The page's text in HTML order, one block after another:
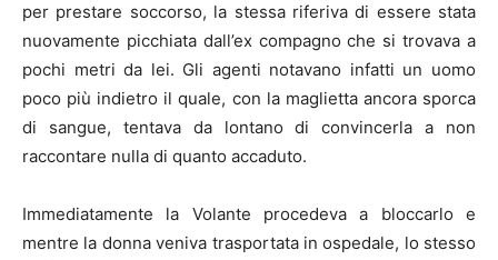
per prestare soccorso, la stessa riferiva di essere stata
nuovamente picchiata dall’ex compagno che si trovava a
pochi metri da lei. Gli agenti notavano infatti un uomo
poco più indietro il quale, con la maglietta ancora sporca
di sangue, tentava da lontano di convincerla a non
raccontare nulla di quanto accaduto.
Immediatamente la Volante procedeva a bloccarlo e
mentre la donna veniva trasportata in ospedale, lo stesso